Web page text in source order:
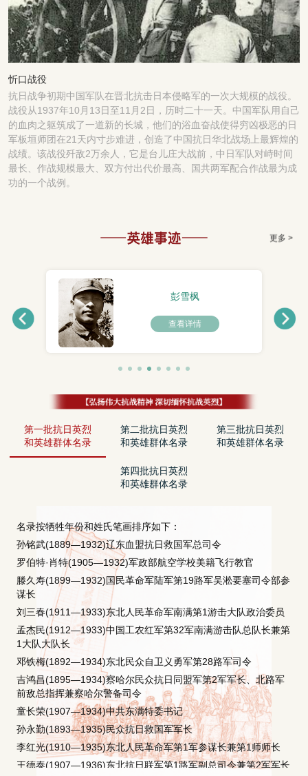
忻口战役
抗日战争初期中国军队在晋北抗击日本侵略军的一次大规模的战役。
战役从1937年10月13日至11月2日，历时二十一天。中国军队用自己
的血肉之躯筑成了一道新的长城，他们的浴血奋战使得穷凶极恶的日
军板垣师团在21天内寸步难进，创造了中国抗日华北战场上最辉煌的
战绩。该战役歼敌2万余人，它是台儿庄大战前，中日军队对峙时间
最长、作战规模最大、双方付出代价最高、国共两军配合作战最为成
功的一个战例。
更多 >
彭雪枫
查看详情
第一批抗日英烈
和英雄群体名录
第二批抗日英烈
和英雄群体名录
第三批抗日英烈
和英雄群体名录
第四批抗日英烈
和英雄群体名录
名录按牺牲年份和姓氏笔画排序如下：
孙铭武(1889—1932)辽东血盟抗日救国军总司令
罗伯特·肖特(1905—1932)军政部航空学校美籍飞行教官
滕久寿(1899—1932)国民革命军陆军第19路军吴淞要塞司令部参
谋长
刘三春(1911—1933)东北人民革命军南满第1游击大队政治委员
孟杰民(1912—1933)中国工农红军第32军南满游击队总队长兼第
1大队大队长
邓铁梅(1892—1934)东北民众自卫义勇军第28路军司令
吉鸿昌(1895—1934)察哈尔民众抗日同盟军第2军军长、北路军
前敌总指挥兼察哈尔警备司令
童长荣(1907—1934)中共东满特委书记
孙永勤(1893—1935)民众抗日救国军军长
李红光(1910—1935)东北人民革命军第1军参谋长兼第1师师长
王德泰(1907—1936)东北抗日联军第1路军副总司令兼第2军军长